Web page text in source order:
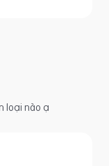
loại nào ạ